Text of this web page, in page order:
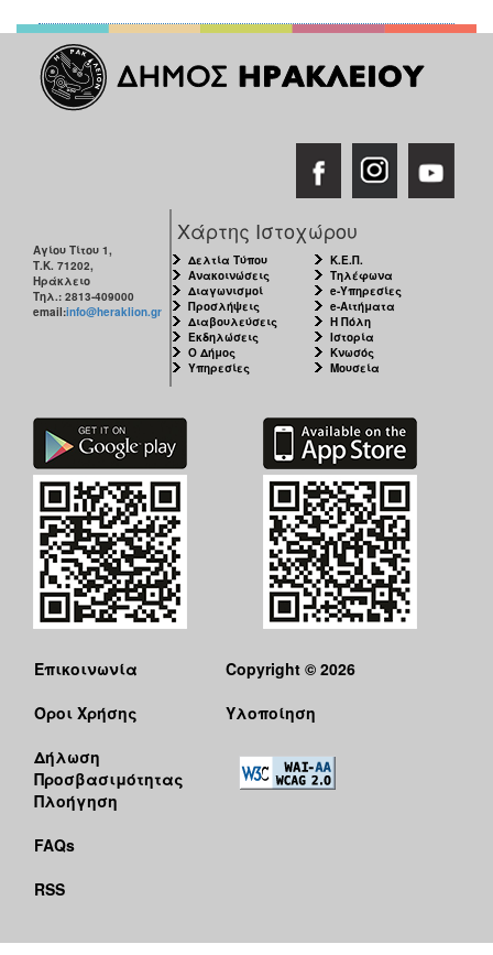
Αγίου Τίτου 1,
Τ.Κ. 71202,
Ηράκλειο
Τηλ.: 2813-409000
email:info@heraklion.gr
Χάρτης Ιστοχώρου
Δελτία Τύπου
Ανακοινώσεις
Διαγωνισμοί
Προσλήψεις
Διαβουλεύσεις
Εκδηλώσεις
Ο Δήμος
Υπηρεσίες
Κ.Ε.Π.
Τηλέφωνα
e-Υπηρεσίες
e-Αιτήματα
Η Πόλη
Ιστορία
Κνωσός
Μουσεία
Επικοινωνία
Όροι Χρήσης
Δήλωση
Προσβασιμότητας
Πλοήγηση
FAQs
RSS
Copyright © 2026
Υλοποίηση